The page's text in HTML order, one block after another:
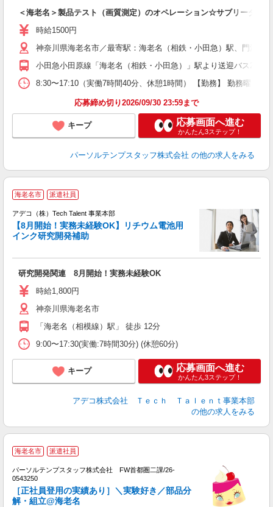
＜海老名＞製品テスト（画質測定）のオペレーション☆サブリーダー♪
時給1500円
神奈川県海老名市／最寄駅：海老名（相鉄・小田急）駅、門沢
小田急小田原線「海老名（相鉄・小田急）」駅より送迎バス20分
8:30〜17:10（実働7時間40分、休憩1時間） 【勤務】 勤務曜日
応募締め切り2026/09/30 23:59まで
キープ 応募画面へ進む
かんたん3ステップ！
パーソルテンプスタッフ株式会社 の他の求人をみる
海老名市 派遣社員
アデコ（株）Tech Talent 事業本部
【8月開始！実務未経験OK】リチウム電池用
インク研究開発補助
研究開発関連 8月開始！実務未経験OK
時給1,800円
神奈川県海老名市
「海老名（相模線）駅」 徒歩 12分
9:00〜17:30(実働:7時間30分) (休憩60分)
キープ 応募画面へ進む
かんたん3ステップ！
アデコ株式会社 Ｔｅｃｈ Ｔａｌｅｎｔ事業本部
の他の求人をみる
海老名市 派遣社員
パーソルテンプスタッフ株式会社 FW首都圏二課/26-
0543250
［正社員登用の実績あり］＼実験好き／部品分
解・組立@海老名